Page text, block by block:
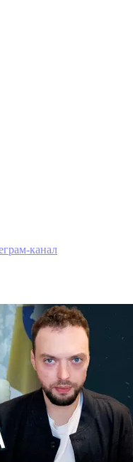
канал